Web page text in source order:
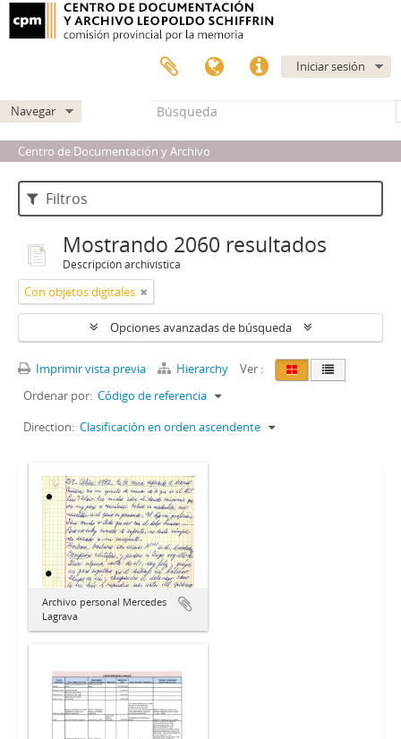
Iniciar sesión
Navegar
Centro de Documentación y Archivo
Filtros
Mostrando 2060 resultados
Descripción archivística
Con objetos digitales
Opciones avanzadas de búsqueda
Imprimir vista previa Hierarchy
Ver :
Ordenar por: Código de referencia
Direction: Clasificación en orden ascendente
Archivo personal Mercedes
Lagrava